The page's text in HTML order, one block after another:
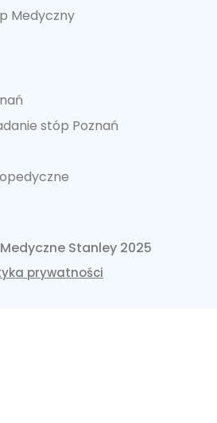
Medyczny
stóp Poznań
Stanley 2025
prywatności